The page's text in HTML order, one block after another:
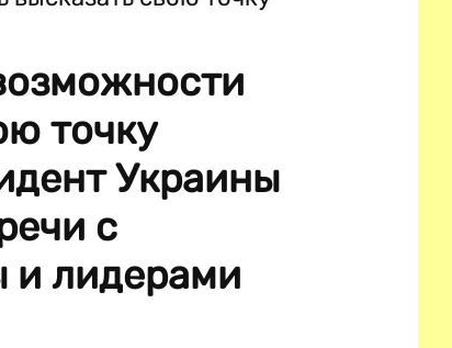
точку
Украины
с
и лидерами